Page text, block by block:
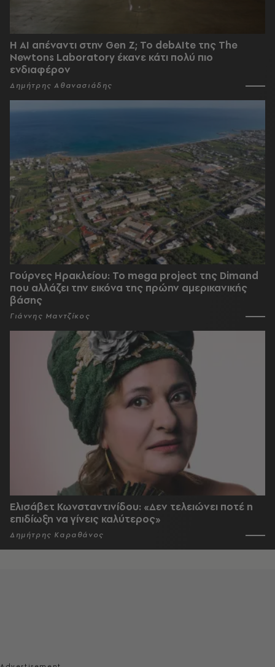
Η AI απέναντι στην Gen Z; Το debAIte της The
Newtons Laboratory έκανε κάτι πολύ πιο
ενδιαφέρον
Δημήτρης Αθανασιάδης
Γούρνες Ηρακλείου: To mega project της Dimand
που αλλάζει την εικόνα της πρώην αμερικανικής
βάσης
Γιάννης Μαντζίκος
Ελισάβετ Κωνσταντινίδου: «Δεν τελειώνει ποτέ η
επιδίωξη να γίνεις καλύτερος»
Δημήτρης Καραθάνος